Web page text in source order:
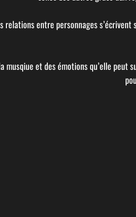
relations entre personnages s’écrivent
musqiue et des émotions qu’elle peut